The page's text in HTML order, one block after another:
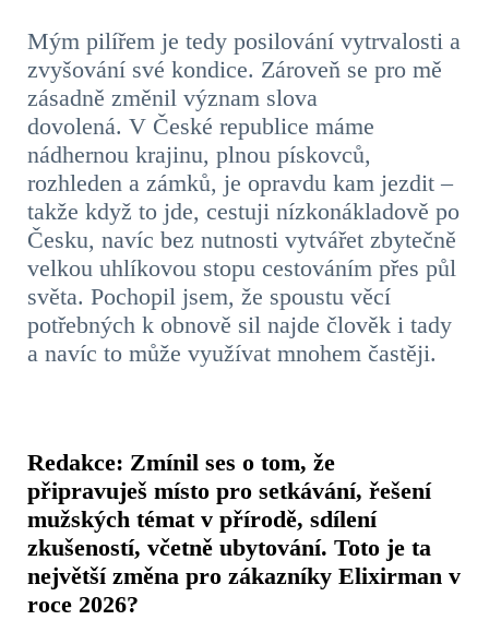
Mým pilířem je tedy posilování vytrvalosti a
zvyšování své kondice. Zároveň se pro mě
zásadně změnil význam slova
dovolená. V České republice máme
nádhernou krajinu, plnou pískovců,
rozhleden a zámků, je opravdu kam jezdit –
takže když to jde, cestuji nízkonákladově po
Česku, navíc bez nutnosti vytvářet zbytečně
velkou uhlíkovou stopu cestováním přes půl
světa. Pochopil jsem, že spoustu věcí
potřebných k obnově sil najde člověk i tady
a navíc to může využívat mnohem častěji.
Redakce: Zmínil ses o tom, že
připravuješ místo pro setkávání, řešení
mužských témat v přírodě, sdílení
zkušeností, včetně ubytování. Toto je ta
největší změna pro zákazníky Elixirman v
roce 2026?